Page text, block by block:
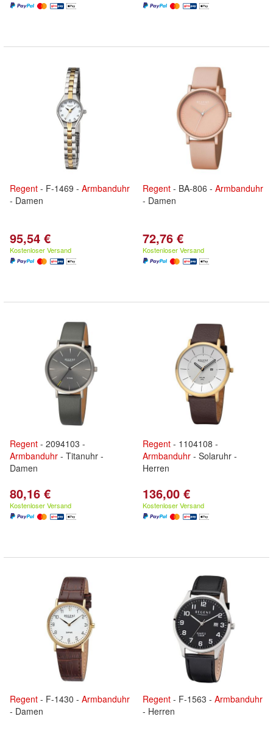
Regent - F-1469 - Armbanduhr
- Damen
95,54 €
Kostenloser Versand
Regent - BA-806 - Armbanduhr
- Damen
72,76 €
Kostenloser Versand
Regent - 2094103 -
Armbanduhr - Titanuhr -
Damen
80,16 €
Kostenloser Versand
Regent - 1104108 -
Armbanduhr - Solaruhr -
Herren
136,00 €
Kostenloser Versand
Regent - F-1430 - Armbanduhr
- Damen
Regent - F-1563 - Armbanduhr
- Herren